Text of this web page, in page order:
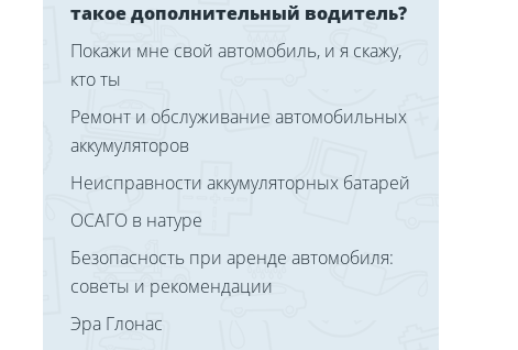
такое дополнительный водитель?
Покажи мне свой автомобиль, и я скажу,
кто ты
Ремонт и обслуживание автомобильных
аккумуляторов
Неисправности аккумуляторных батарей
ОСАГО в натуре
Безопасность при аренде автомобиля:
советы и рекомендации
Эра Глонас